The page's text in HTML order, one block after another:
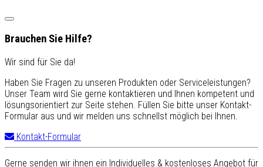
Brauchen Sie Hilfe?
Wir sind für Sie da!
Haben Sie Fragen zu unseren Produkten oder Serviceleistungen?
Unser Team wird Sie gerne kontaktieren und Ihnen kompetent und
lösungsorientiert zur Seite stehen. Füllen Sie bitte unser Kontakt-
Formular aus und wir melden uns schnellst möglich bei Ihnen.
Kontakt-Formular
Gerne senden wir ihnen ein Individuelles & kostenloses Angebot für